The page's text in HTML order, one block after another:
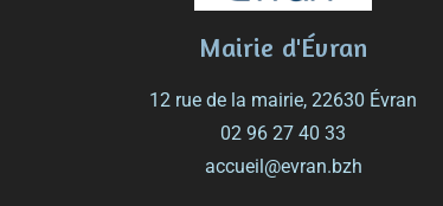
Mairie d'Évran
12 rue de la mairie, 22630 Évran
02 96 27 40 33
accueil@evran.bzh